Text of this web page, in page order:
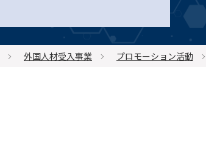
外国人材受入事業 プロモーション活動